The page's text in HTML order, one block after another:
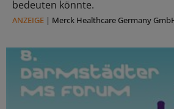
bedeuten könnte.
ANZEIGE | Merck Healthcare Germany